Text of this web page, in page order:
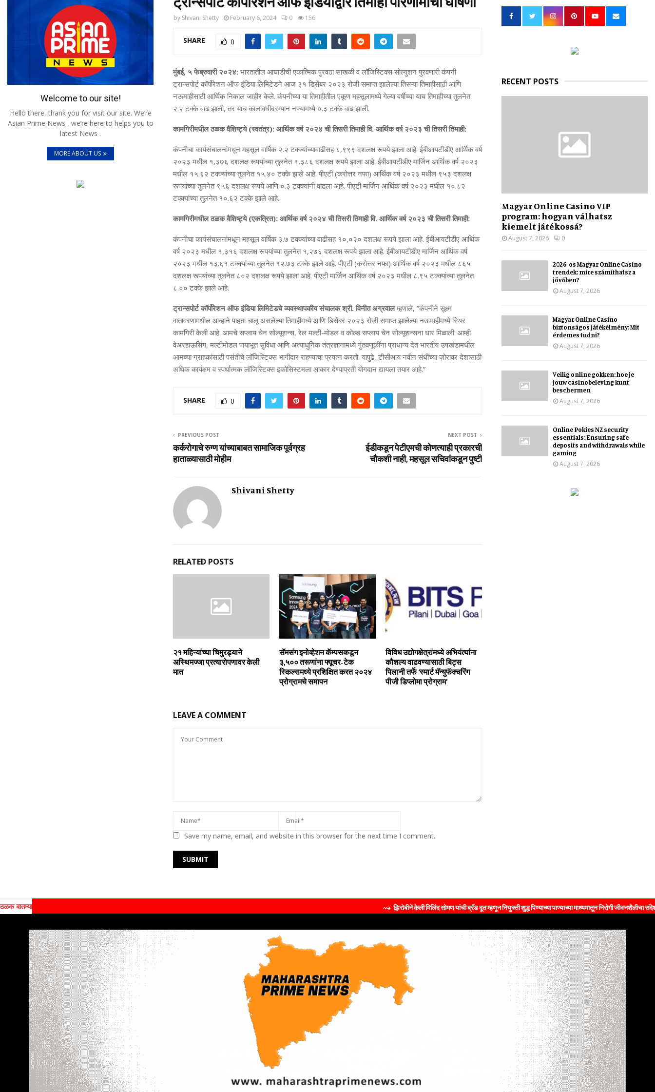
by Shivani Shetty February 6, 2024 0 156
SHARE 0
मुंबई, ५ फेब्रुवारी २०२४: भारतातील आघाडीची एकात्मिक पुरवठा साखळी व लॉजिस्टिक्स सोल्युशन पुरवणारी कंपनी
ट्रान्सपोर्ट कॉर्पोरेशन ऑफ इंडिया लिमिटेडने आज ३१ डिसेंबर २०२३ रोजी समाप्‍त झालेल्‍या तिसऱ्या तिमाहीसाठी आणि
नऊमाहीसाठी आर्थिक निकाल जाहीर केले. कंपनीच्‍या या तिमाहीतील एकूण महसूलामध्ये गेल्या वर्षीच्या याच तिमाहीच्या तुलनेत
२.२ टक्के वाढ झाली, तर याच कालावधीदरम्‍यान नफ्यामध्ये ०.३ टक्के वाढ झाली.
कामगिरीमधील ठळक वैशिष्‍ट्ये (स्वतंत्र): आर्थिक वर्ष २०२४ ची तिसरी तिमाही वि. आर्थिक वर्ष २०२३ ची तिसरी तिमाही:
कंपनीचा कार्यसंचालनांमधून महसूल वार्षिक २.२ टक्‍क्‍यांच्यावाढीसह ८,९९९ दशलक्ष रूपये झाला आहे. ईबीआयटीडीए आर्थिक वर्ष
२०२३ मधील १,३७६ दशलक्ष रूपयांच्‍या तुलनेत १,३८६ दशलक्ष रूपये झाला आहे. ईबीआयटीडीए मार्जिन आर्थिक वर्ष २०२३
मधील १५.६२ टक्‍क्‍यांच्‍या तुलनेत १५.४० टक्‍के झाले आहे. पीएटी (करोत्तर नफा) आर्थिक वर्ष २०२३ मधील ९५३ दशलक्ष
रूपयांच्‍या तुलनेत ९५६ दशलक्ष रूपये आणि ०.३ टक्‍क्‍यांनी वाढला आहे. पीएटी मार्जिन आर्थिक वर्ष २०२३ मधील १०.८२
टक्‍क्‍यांच्‍या तुलनेत १०.६२ टक्‍के झाले आहे.
कामगिरीमधील ठळक वैशिष्‍ट्ये (एकत्रित): आर्थिक वर्ष २०२४ ची तिसरी तिमाही वि. आर्थिक वर्ष २०२३ ची तिसरी तिमाही:
कंपनीचा कार्यसंचालनांमधून महसूल वार्षिक ३.७ टक्‍क्‍यांच्या वाढीसह १०,०२० दशलक्ष रूपये झाला आहे. ईबीआयटीडीए आर्थिक
वर्ष २०२३ मधील १,३१६ दशलक्ष रूपयांच्‍या तुलनेत १,२७६ दशलक्ष रूपये झाला आहे. ईबीआयटीडीए मार्जिन आर्थिक वर्ष
२०२३ मधील १३.६१ टक्‍क्‍यांच्‍या तुलनेत १२.७३ टक्‍के झाले आहे. पीएटी (करोत्तर नफा) आर्थिक वर्ष २०२३ मधील ८६५
दशलक्ष रूपयांच्‍या तुलनेत ८०२ दशलक्ष रूपये झाला आहे. पीएटी मार्जिन आर्थिक वर्ष २०२३ मधील ८.९५ टक्‍क्‍यांच्‍या तुलनेत
८.०० टक्‍के झाले आहे.
ट्रान्सपोर्ट कॉर्पोरेशन ऑफ इंडिया लिमिटेडचे व्‍यवस्‍थापकीय संचालक श्री. विनीत अग्रवालम्‍हणाले, ”कंपनीने सूक्ष्‍म
वातावरणामधील आव्‍हाने पाहता चालू असलेल्‍या तिमाहीमध्‍ये आणि डिसेंबर २०२३ रोजी समाप्‍त झालेल्‍या नऊमाहीमध्‍ये स्थिर
कामगिरी केली आहे. आमचे सप्‍लाय चेन सोल्‍यूशन्‍स, रेल मल्‍टी-मोडल व कोल्‍ड सप्‍लाय चेन सोल्‍यूशन्‍सना धार मिळाली. आम्‍ही
वेअरहाऊसिंग, मल्‍टीमोडल पायाभूत सुविधा आणि अत्‍याधुनिक तंत्रज्ञानामध्‍ये गुंतवणूकींना प्राधान्‍य देत भारतीय उपखंडामधील
आमच्‍या ग्राहकांसाठी पसंतीचे लॉजिस्टिक्‍स भागीदार राहण्‍याचा प्रयत्‍न करतो. यापुढे, टीसीआय नवीन संधींच्‍या ज़ोरावर देशासाठी
अधिक कार्यक्षम व स्‍पर्धात्‍मक लॉ‍जिस्टिक्‍स इकोसिस्‍टमला आकार देण्‍याप्रती योगदान द्यायला तयार आहे.”
SHARE 0
PREVIOUS POST
कर्करोगाचे रुग्ण यांच्याबाबत सामाजिक पूर्वग्रह
हाताळ्यासाठी मोहीम
NEXT POST
ईडीकडून पेटीएमची कोणत्‍याही प्रकारची
चौकशी नाही, महसूल सचिवांकडून पुष्‍टी
Shivani Shetty
RELATED POSTS
२१ महिन्यांच्या चिमुरड्याने
अस्थिमज्जा प्रत्यारोपणावर केली
मात
सॅमसंग इनोव्‍हेशन कॅम्‍पसकडून
३,५०० तरूणांना फ्यूचर-टेक
स्किल्‍समध्‍ये प्रशिक्षित करत २०२४
प्रोग्रामचे समापन
विविध उद्योगक्षेत्रांमध्ये अभियंत्यांना
कौशल्य वाढवण्यासाठी बिट्स
पिलानी तर्फे ‘स्मार्ट मॅन्युफॅक्चरिंग
पीजी डिप्लोमा प्रोग्राम’
LEAVE A COMMENT
Save my name, email, and website in this browser for the next time I comment.
Welcome to our site!
Hello there, thank you for visit our site. We’re
Asian Prime News , we’re here to helps you to
latest News .
MORE ABOUT US
o
RECENT POSTS
Magyar Online Casino VIP
program: hogyan válhatsz
kiemelt játékossá?
August 7, 2026 0
2026-os Magyar Online Casino
trendek: mire számíthatsz a
jövőben?
August 7, 2026
Magyar Online Casino
biztonságos játékélmény: Mit
érdemes tudni?
August 7, 2026
Veilig online gokken: hoe je
jouw casinobeleving kunt
beschermen
August 7, 2026
Online Pokies NZ security
essentials: Ensuring safe
deposits and withdrawals while
gaming
August 7, 2026
ठळक बातम्या ⇝ झिरोबीने केली मिलिंद सोमण यांची ब्रँड दूत म्हणून नियुक्ती शुद्ध पिण्याच्या पाण्याच्या माध्यमातून निरोगी जीवनशैलीचा संदेश